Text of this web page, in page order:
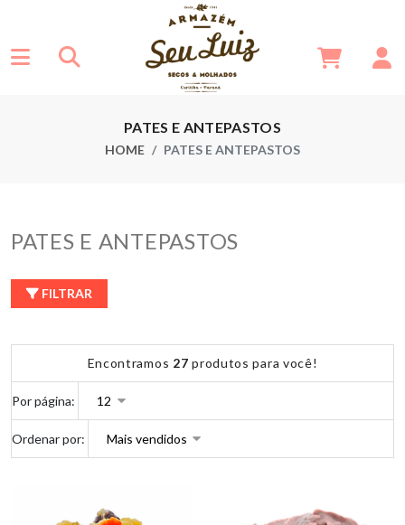
PATES E ANTEPASTOS
HOME PATES E ANTEPASTOS
PATES E ANTEPASTOS
FILTRAR
Encontramos 27 produtos para você!
Por página:
Ordenar por: